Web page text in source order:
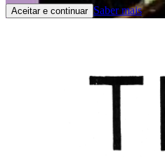
Aceitar e continuar Saber mais